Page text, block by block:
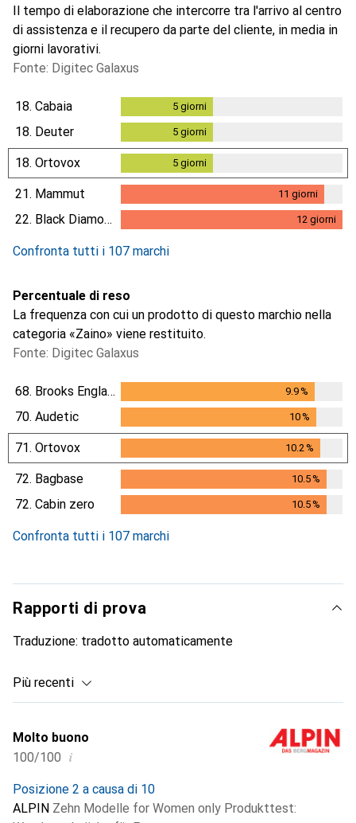
Il tempo di elaborazione che intercorre tra l'arrivo al centro
di assistenza e il recupero da parte del cliente, in media in
giorni lavorativi.
Fonte: Digitec Galaxus
18. Cabaia 5giorni
18. Deuter 5giorni
18. Ortovox 5giorni
21. Mammut 11 giorni
11giorni
22. Black Diamond 12 giorni
Confronta tutti i 107 marchi
Percentuale di reso
La frequenza con cui un prodotto di questo marchio nella
categoria «Zaino» viene restituito.
Fonte: Digitec Galaxus
68. Brooks England 9.9%
9.9%
70. Audetic 10%
10%
71. Ortovox 10.2 %
10.2%
72. Bagbase 10.5%
10.5%
72. Cabin zero 10.5%
Confronta tutti i 107 marchi
Rapporti di prova
Traduzione: tradotto automaticamente
Più recenti
Molto buono
100/100 i
Posizione 2 a causa di 10
ALPIN Zehn Modelle for Women only Produkttest: